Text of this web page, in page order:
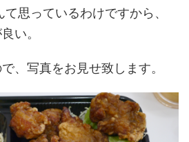
思っているわけですから、
い。
、写真をお見せ致します。